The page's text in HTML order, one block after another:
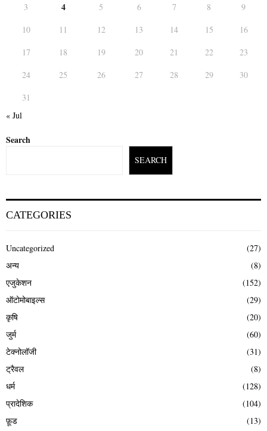
3
4 5 6 7 8
9
10
11 12 13 14 15
16
17
18 19 20 21 22
23
24
25 26 27 28 29
30
31
« Jul
Search
SEARCH
CATEGORIES
Uncategorized
(27)
अन्य
(8)
एजुकेशन
(152)
ऑटोमोबाइल्स
(29)
कृषि
(20)
जुर्म
(60)
टेक्नोलॉजी
(31)
ट्रैवल
(8)
धर्म
(128)
प्रादेशिक
(104)
फ़ूड
(13)